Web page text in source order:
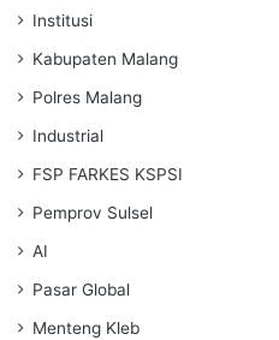
Institusi
Kabupaten Malang
Polres Malang
Industrial
FSP FARKES KSPSI
Pemprov Sulsel
AI
Pasar Global
Menteng Kleb